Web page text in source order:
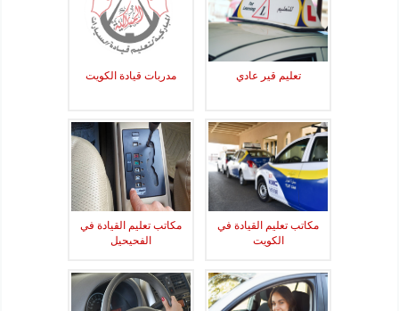
تعليم قير عادي مدربات قيادة الكويت
مكاتب تعليم القيادة في
الكويت
مكاتب تعليم القيادة في
الفحيحيل